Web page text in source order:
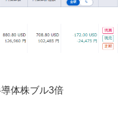
体株ブル3倍